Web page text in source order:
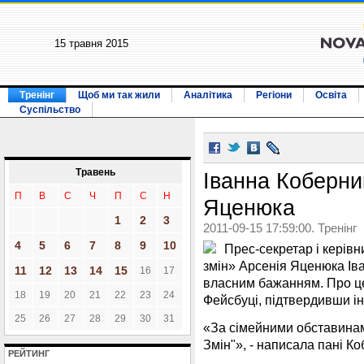
15 травня 2015
Тренінг Щоб ми так жили Аналітика Регіони
Освіта
Суспільство
Травень
П В С Ч П С Н
1 2
3
4
5 6 7 8 9
10
11
12 13 14 15 16 17
18 19 20 21 22 23 24
25 26 27 28 29 30 31
РЕЙТИНГ
Іванна
Яценюка
2011-09-15 17:59:00. Тренінг
Прес-секретар і
змін» Арсенія Яценюка
власним бажанням. Про
Фейсбуці, підтвердивши
«За сімейними
Змін"», - написала пані